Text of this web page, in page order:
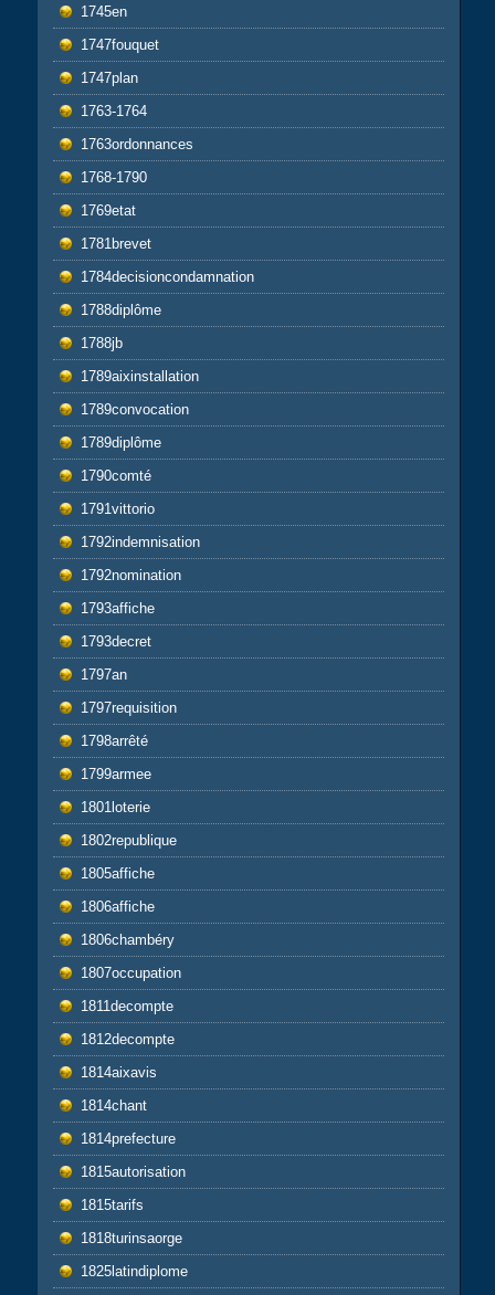
1745en
1747fouquet
1747plan
1763-1764
1763ordonnances
1768-1790
1769etat
1781brevet
1784decisioncondamnation
1788diplôme
1788jb
1789aixinstallation
1789convocation
1789diplôme
1790comté
1791vittorio
1792indemnisation
1792nomination
1793affiche
1793decret
1797an
1797requisition
1798arrêté
1799armee
1801loterie
1802republique
1805affiche
1806affiche
1806chambéry
1807occupation
1811decompte
1812decompte
1814aixavis
1814chant
1814prefecture
1815autorisation
1815tarifs
1818turinsaorge
1825latindiplome